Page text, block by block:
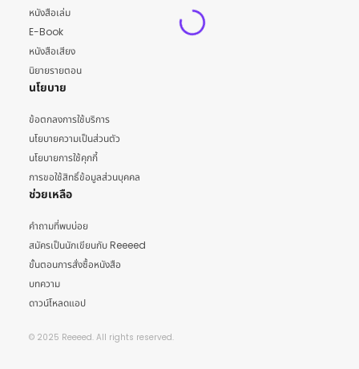
หนังสือเล่ม
E-Book
หนังสือเสียง
นิยายรายตอน
นโยบาย
ข้อตกลงการใช้บริการ
นโยบายความเป็นส่วนตัว
นโยบายการใช้คุกกี้
การขอใช้สิทธิ์ข้อมูลส่วนบุคคล
ช่วยเหลือ
คำถามที่พบบ่อย
สมัครเป็นนักเขียนกับ Reeeed
ขั้นตอนการสั่งซื้อหนังสือ
บทความ
ดาวน์โหลดแอป
© 2025 Reeeed. All rights reserved.